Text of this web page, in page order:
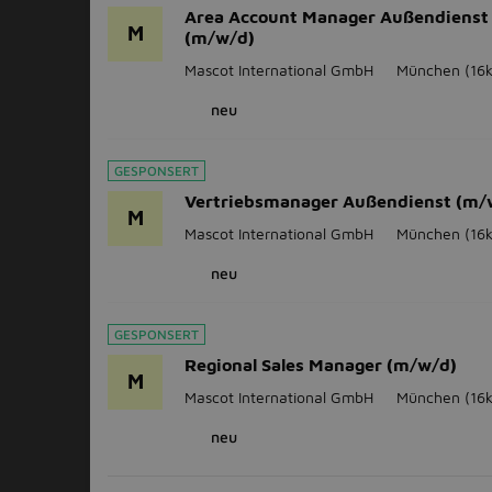
M
Area Account Manager Außendienst
(m/w/d)
Mascot International GmbH München
neu
GESPONSERT
M
Vertriebsmanager Außendienst (m/
Mascot International GmbH München
neu
GESPONSERT
M
Regional Sales Manager (m/w/d)
Mascot International GmbH München
neu